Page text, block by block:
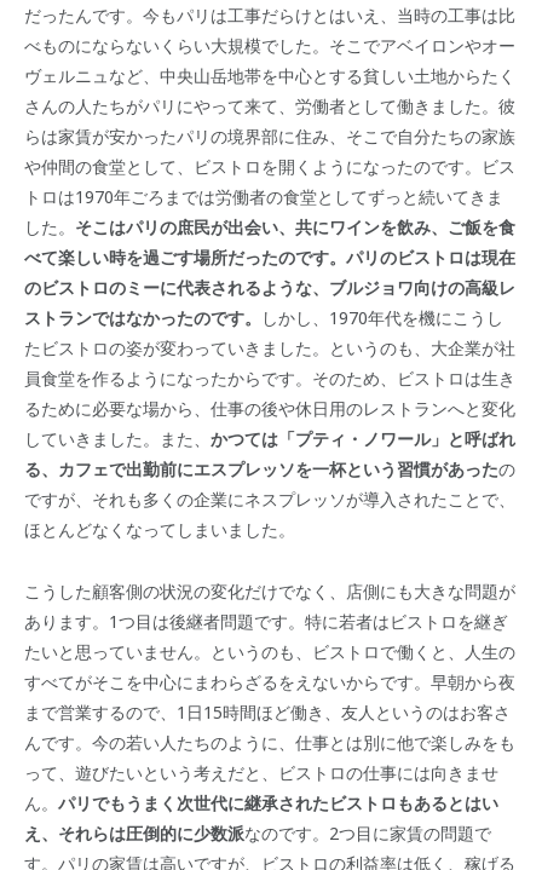
だったんです。今もパリは工事だらけとはいえ、当時の工事は比
べものにならないくらい大規模でした。そこでアベイロンやオー
ヴェルニュなど、中央山岳地帯を中心とする貧しい土地からたく
さんの人たちがパリにやって来て、労働者として働きました。彼
らは家賃が安かったパリの境界部に住み、そこで自分たちの家族
や仲間の食堂として、ビストロを開くようになったのです。ビス
トロは1970年ごろまでは労働者の食堂としてずっと続いてきま
した。 そこはパリの庶民が出会い、共にワインを飲み、ご飯を食
べて楽しい時を過ごす場所だったのです。パリのビストロは現在
のビストロのミーに代表されるような、ブルジョワ向けの高級レ
ストランではなかったのです。
しかし、1970年代を機にこうし
たビストロの姿が変わっていきました。というのも、大企業が社
員食堂を作るようになったからです。そのため、ビストロは生き
るために必要な場から、仕事の後や休日用のレストランへと変化
していきました。また、 かつては「プティ・ノワール」と呼ばれ
る、カフェで出勤前にエスプレッソを一杯という習慣があったの
ですが、それも多くの企業にネスプレッソが導入されたことで、
ほとんどなくなってしまいました。
こうした顧客側の状況の変化だけでなく、店側にも大きな問題が
あります。1つ目は後継者問題です。特に若者はビストロを継ぎ
たいと思っていません。というのも、ビストロで働くと、人生の
すべてがそこを中心にまわらざるをえないからです。早朝から夜
まで営業するので、1日15時間ほど働き、友人というのはお客さ
んです。今の若い人たちのように、仕事とは別に他で楽しみをも
って、遊びたいという考えだと、ビストロの仕事には向きませ
ん。 パリでもうまく次世代に継承されたビストロもあるとはい
え、それらは圧倒的に少数派なのです。2つ目に家賃の問題で
す。パリの家賃は高いですが、ビストロの利益率は低く、稼げる